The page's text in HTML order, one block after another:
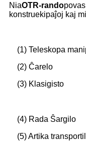
NiaOTR-rando
konstruekipaĵoj kaj
(1) Teleskopa
(2) Ĉarelo
(3) Klasigisto
(4) Rada Ŝargilo
(5) Artika